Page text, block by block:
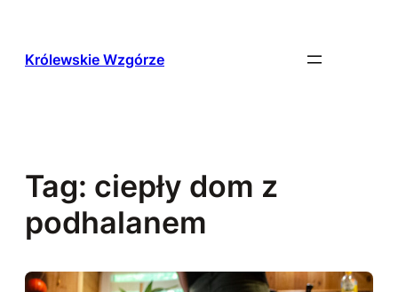
treści
Królewskie Wzgórze
Tag: ciepły dom z
podhalanem